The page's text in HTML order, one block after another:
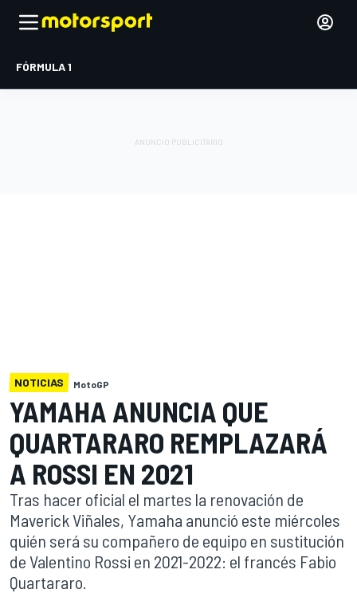
FÓRMULA 1
NOTICIAS MotoGP
YAMAHA ANUNCIA QUE
QUARTARARO REMPLAZARÁ
A ROSSI EN 2021
Tras hacer oficial el martes la renovación de
Maverick Viñales, Yamaha anunció este miércoles
quién será su compañero de equipo en sustitución
de Valentino Rossi en 2021-2022: el francés Fabio
Quartararo.